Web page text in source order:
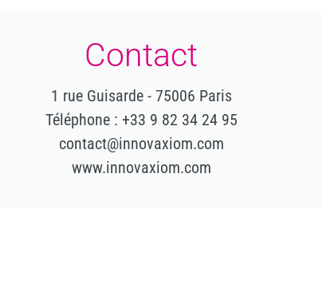
Contact
1 rue Guisarde - 75006 Paris
Téléphone : +33 9 82 34 24 95
contact@innovaxiom.com
www.innovaxiom.com